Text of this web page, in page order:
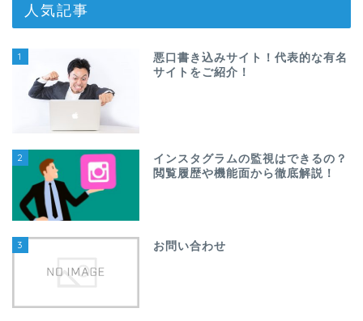
人気記事
1
悪口書き込みサイト！代表的な有名
サイトをご紹介！
2
インスタグラムの監視はできるの？
閲覧履歴や機能面から徹底解説！
3 お問い合わせ